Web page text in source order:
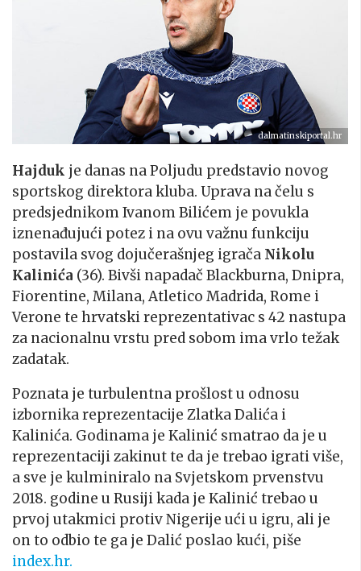
dalmatinskiportal.hr
Hajduk je danas na Poljudu predstavio novog
sportskog direktora kluba. Uprava na čelu s
predsjednikom Ivanom Bilićem je povukla
iznenađujući potez i na ovu važnu funkciju
postavila svog dojučerašnjeg igrača Nikolu
Kalinića (36). Bivši napadač Blackburna, Dnipra,
Fiorentine, Milana, Atletico Madrida, Rome i
Verone te hrvatski reprezentativac s 42 nastupa
za nacionalnu vrstu pred sobom ima vrlo težak
zadatak.
Poznata je turbulentna prošlost u odnosu
izbornika reprezentacije Zlatka Dalića i
Kalinića. Godinama je Kalinić smatrao da je u
reprezentaciji zakinut te da je trebao igrati više,
a sve je kulminiralo na Svjetskom prvenstvu
2018. godine u Rusiji kada je Kalinić trebao u
prvoj utakmici protiv Nigerije ući u igru, ali je
on to odbio te ga je Dalić poslao kući, piše
index.hr.